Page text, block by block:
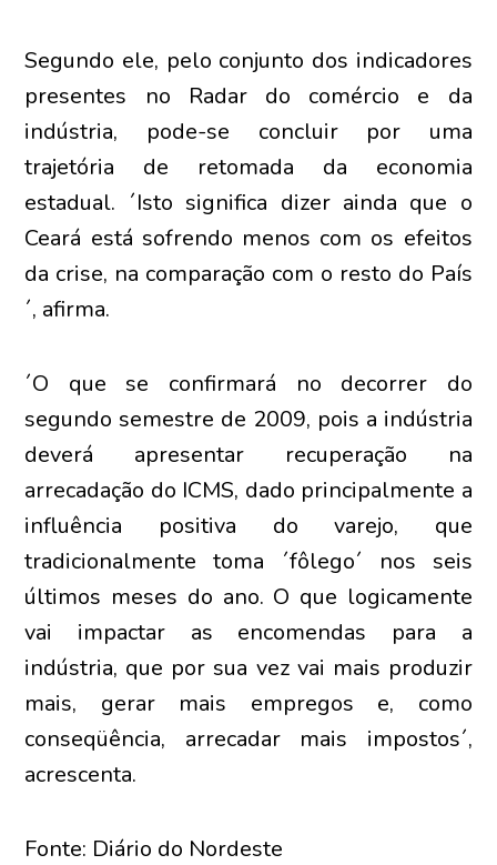
Segundo ele, pelo conjunto dos indicadores
presentes no Radar do comércio e da
indústria, pode-se concluir por uma
trajetória de retomada da economia
estadual. ´Isto significa dizer ainda que o
Ceará está sofrendo menos com os efeitos
da crise, na comparação com o resto do País
´, afirma.
´O que se confirmará no decorrer do
segundo semestre de 2009, pois a indústria
deverá apresentar recuperação na
arrecadação do ICMS, dado principalmente a
influência positiva do varejo, que
tradicionalmente toma ´fôlego´ nos seis
últimos meses do ano. O que logicamente
vai impactar as encomendas para a
indústria, que por sua vez vai mais produzir
mais, gerar mais empregos e, como
conseqüência, arrecadar mais impostos´,
acrescenta.
Fonte: Diário do Nordeste